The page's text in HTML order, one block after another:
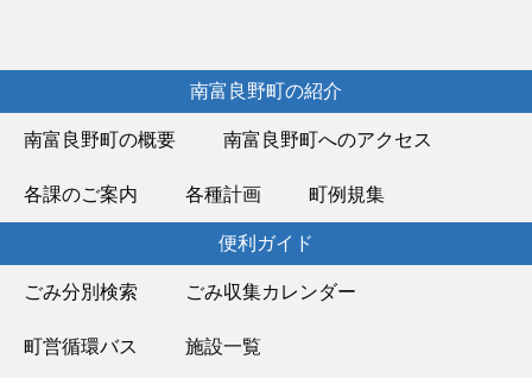
南富良野町の紹介
南富良野町の概要 南富良野町へのアクセス
各課のご案内 各種計画 町例規集
便利ガイド
ごみ分別検索 ごみ収集カレンダー
町営循環バス 施設一覧